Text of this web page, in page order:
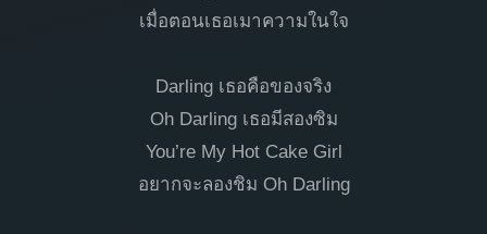
เมื่อตอนเธอเมาความในใจ
Darling เธอคือของจริง
Oh Darling เธอมีสองซิม
You’re My Hot Cake Girl
อยากจะลองชิม Oh Darling